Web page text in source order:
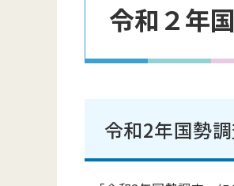
令和２年
令和2年国勢